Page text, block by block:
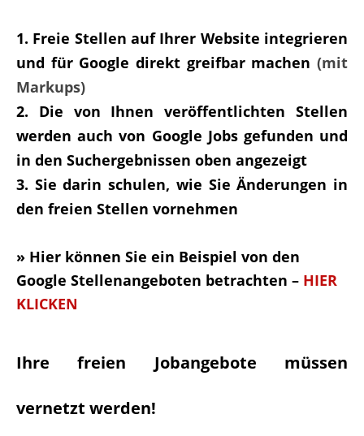
Freie Stellen auf Ihrer Website integrieren
und für Google direkt greifbar machen (mit
Markups)
Die von Ihnen veröffentlichten Stellen
werden auch von Google Jobs gefunden und
in den Suchergebnissen oben angezeigt
Sie darin schulen, wie Sie Änderungen in
den freien Stellen vornehmen
» Hier können Sie ein Beispiel von den
Google Stellenangeboten betrachten – HIER
KLICKEN
Ihre freien Jobangebote müssen
vernetzt werden!